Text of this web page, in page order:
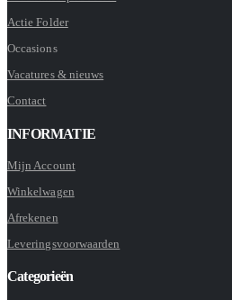
Actie Folder
Occasions
Vacatures & nieuws
Contact
INFORMATIE
Mijn Account
Winkelwagen
Afrekenen
Leveringsvoorwaarden
Categorieën